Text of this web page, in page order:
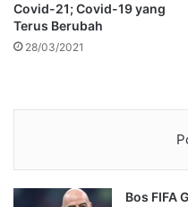
Covid-21; Covid-19 yang
Terus Berubah
28/03/2021
Bos FIFA